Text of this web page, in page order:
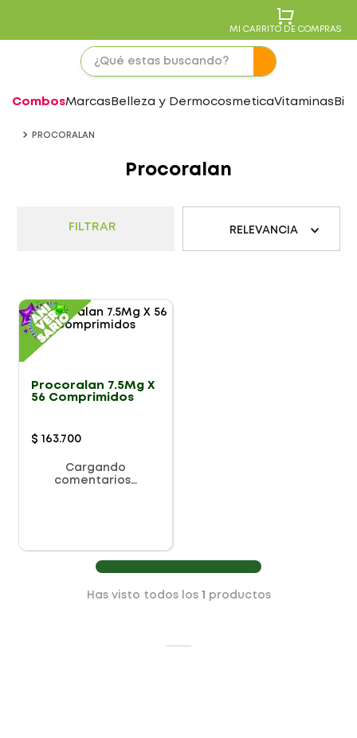
MI CARRITO DE COMPRAS
CombosMarcas Belleza y DermocosmeticaVitaminas
PROCORALAN
Procoralan
FILTRAR RELEVANCIA
Procoralan 7.5Mg X
56 Comprimidos
$ 163.700
Cargando
comentarios…
Has visto todos los productos